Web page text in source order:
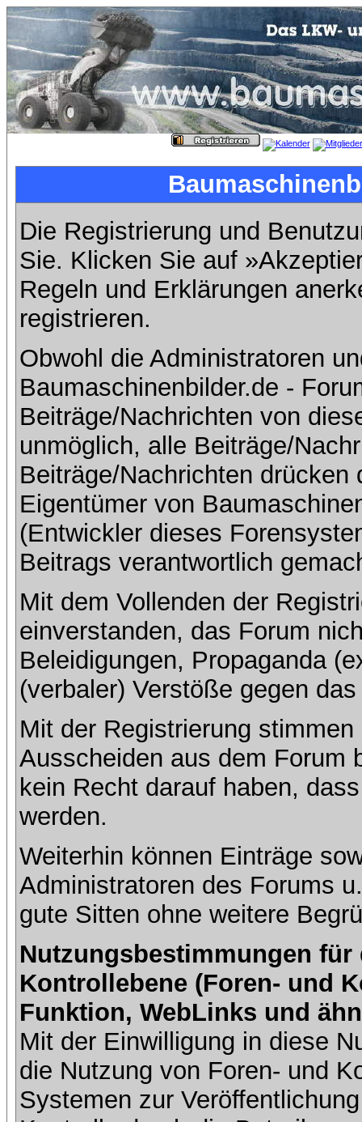
Die Registrierung und
Sie. Klicken Sie auf
Regeln und Erklärungen
registrieren.
Obwohl die Administratoren
Baumaschinenbilder.de -
Beiträge/Nachrichten von
unmöglich, alle Beiträge/
Beiträge/Nachrichten
Eigentümer von
(Entwickler dieses
Beitrags verantwortlich
Mit dem Vollenden der
einverstanden, das Forum
Beleidigungen, Propaganda
(verbaler) Verstöße gegen
Mit der Registrierung
Ausscheiden aus dem Forum
kein Recht darauf haben,
werden.
Weiterhin können Einträge
Administratoren des Forums
gute Sitten ohne weitere
Nutzungsbestimmungen
Kontrollebene (Foren- und
Funktion, WebLinks und
Mit der Einwilligung in diese
die Nutzung von Foren- und
Systemen zur